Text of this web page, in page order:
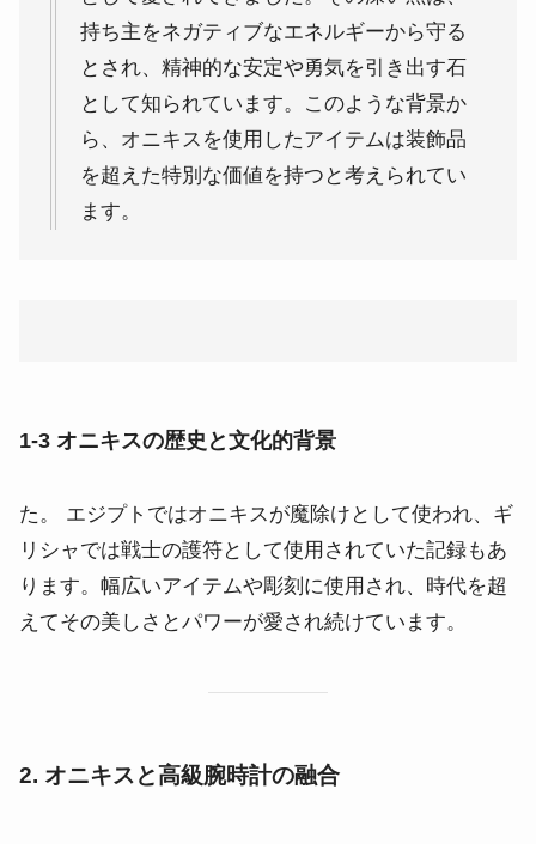
持ち主をネガティブなエネルギーから守る
とされ、精神的な安定や勇気を引き出す石
として知られています。このような背景か
ら、オニキスを使用したアイテムは装飾品
を超えた特別な価値を持つと考えられてい
ます。
1-3 オニキスの歴史と文化的背景
た。 エジプトではオニキスが魔除けとして使われ、ギ
リシャでは戦士の護符として使用されていた記録もあ
ります。幅広いアイテムや彫刻に使用され、時代を超
えてその美しさとパワーが愛され続けています。
2. オニキスと高級腕時計の融合